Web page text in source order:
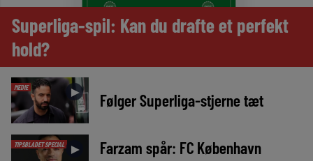
Superliga-spil: Kan du drafte et perfekt
hold?
MEDIE ► Følger Superliga-stjerne tæt
TIPSBLADET SPECIAL ►
Farzam spår: FC København